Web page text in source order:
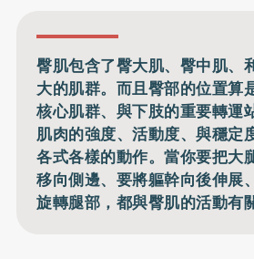
臀肌包含了臀大肌、臀中肌、
大的肌群。而且臀部的位置算
核心肌群、與下肢的重要轉運
肌肉的強度、活動度、與穩定
各式各樣的動作。當你要把大
移向側邊、要將軀幹向後伸展
旋轉腿部，都與臀肌的活動有